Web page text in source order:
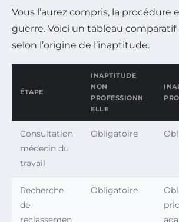
Vous l’aurez compris, la procédure
guerre. Voici un tableau
selon l’origine de l’inaptitude.
ÉTAPE
INAPTITUDE
NON
PROFESSIONN
ELLE
Consultation
médecin du
travail
Obligatoire
Recherche
de
reclassemen
Obligatoire